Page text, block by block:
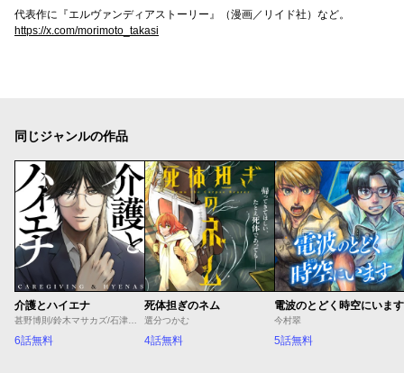
代表作に『エルヴァンディアストーリー』（漫画／リイド社）など。
https://x.com/morimoto_takasi
同じジャンルの作品
介護とハイエナ
6話無料
死体担ぎのネム
選分つかむ
4話無料
電波のとどく時空にいます
今村翠
5話無料